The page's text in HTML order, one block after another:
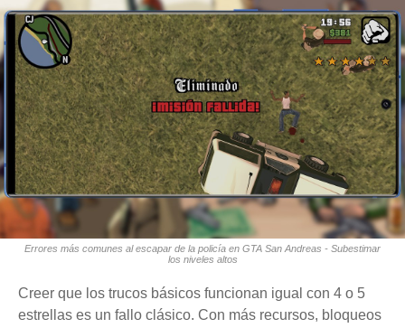
Errores más comunes al escapar de la policía en GTA San Andreas - Subestimar
los niveles altos
Creer que los trucos básicos funcionan igual con 4 o 5
estrellas es un fallo clásico. Con más recursos, bloqueos